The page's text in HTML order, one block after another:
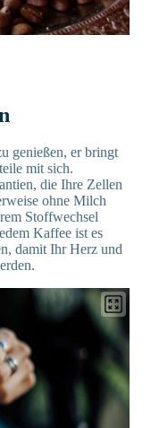
genießen, er bringt
mit sich.
die Ihre Zellen
ohne Milch
Stoffwechsel
Kaffee ist es
damit Ihr Herz und